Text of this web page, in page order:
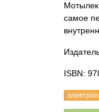
Мотылек
самое
ISBN: